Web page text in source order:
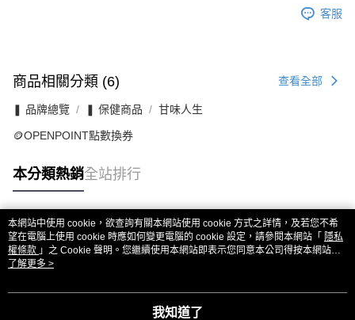
客服
商品相關分類 (6) 查看全部
❚ 品牌總覽 ❚ 保健商品 甘味人生
🪙OPENPOINT點數換券
本分類熱銷全站排行
熱門標籤
本網站中使用 cookie，欲查詢有關本網站使用 cookie 方式之詳情，及若您不希
望在電腦上使用 cookie 時應如何變更電腦的 cookie 設定，請參閱本網站「 隱私
權條款 」之 Cookie 聲明。您繼續使用本網站即表示您同意本公司得按本網站使
用條款之 Cookie 聲明使用 cookie。
了解更多 >
我知道了